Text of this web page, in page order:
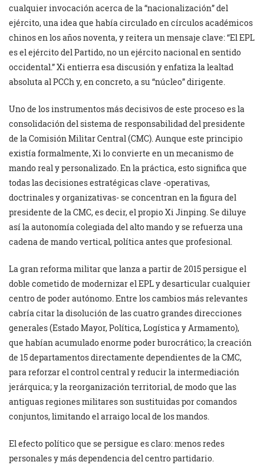
cualquier invocación acerca de la “nacionalización” del
ejército, una idea que había circulado en círculos académicos
chinos en los años noventa, y reitera un mensaje clave: “El EPL
es el ejército del Partido, no un ejército nacional en sentido
occidental.” Xi entierra esa discusión y enfatiza la lealtad
absoluta al PCCh y, en concreto, a su “núcleo” dirigente.
Uno de los instrumentos más decisivos de este proceso es la
consolidación del sistema de responsabilidad del presidente
de la Comisión Militar Central (CMC). Aunque este principio
existía formalmente, Xi lo convierte en un mecanismo de
mando real y personalizado. En la práctica, esto significa que
todas las decisiones estratégicas clave -operativas,
doctrinales y organizativas- se concentran en la figura del
presidente de la CMC, es decir, el propio Xi Jinping. Se diluye
así la autonomía colegiada del alto mando y se refuerza una
cadena de mando vertical, política antes que profesional.
La gran reforma militar que lanza a partir de 2015 persigue el
doble cometido de modernizar el EPL y desarticular cualquier
centro de poder autónomo. Entre los cambios más relevantes
cabría citar la disolución de las cuatro grandes direcciones
generales (Estado Mayor, Política, Logística y Armamento),
que habían acumulado enorme poder burocrático; la creación
de 15 departamentos directamente dependientes de la CMC,
para reforzar el control central y reducir la intermediación
jerárquica; y la reorganización territorial, de modo que las
antiguas regiones militares son sustituidas por comandos
conjuntos, limitando el arraigo local de los mandos.
El efecto político que se persigue es claro: menos redes
personales y más dependencia del centro partidario.